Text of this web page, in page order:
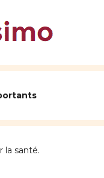
la santé.